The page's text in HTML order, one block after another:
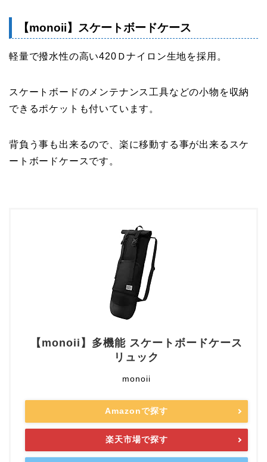
【monoii】スケートボードケース
軽量で撥水性の高い420Ｄナイロン生地を採用。
スケートボードのメンテナンス工具などの小物を収納
できるポケットも付いています。
背負う事も出来るので、楽に移動する事が出来るスケ
ートボードケースです。
【monoii】多機能 スケートボードケース
リュック
monoii
Amazonで探す
楽天市場で探す